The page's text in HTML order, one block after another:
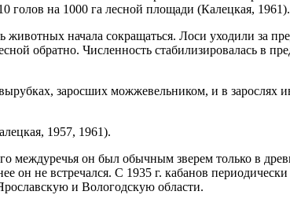
голов на 1000 га лесной площади (Калецкая, 1961).
начала сокращаться. Лоси уходили за
обратно. Численность стабилизировалась в
заросших можжевельником, и в зарослях
1957, 1961).
он был обычным зверем только в
он не встречался. С 1935 г. кабанов
и Вологодскую области.